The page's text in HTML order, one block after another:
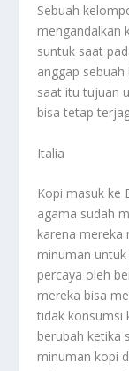
Sebuah
mengandalkan
suntuk saat
anggap
saat itu tujuan
bisa tetap
Italia
Kopi masuk ke
agama sudah
karena mereka
minuman
percaya oleh
mereka bisa
tidak konsumsi
berubah ketika
minuman kopi